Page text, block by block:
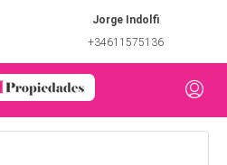
Jorge Indolfi
+34611575136